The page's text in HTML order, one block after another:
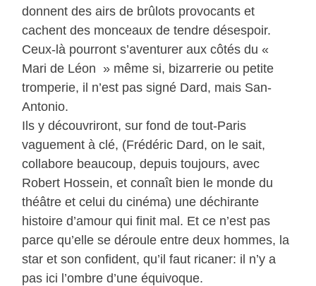
donnent des airs de brûlots provocants et
cachent des monceaux de tendre désespoir.
Ceux-là pourront s’aventurer aux côtés du «
Mari de Léon » même si, bizarrerie ou petite
tromperie, il n’est pas signé Dard, mais San-
Antonio.
Ils y découvriront, sur fond de tout-Paris
vaguement à clé, (Frédéric Dard, on le sait,
collabore beaucoup, depuis toujours, avec
Robert Hossein, et connaît bien le monde du
théâtre et celui du cinéma) une déchirante
histoire d’amour qui finit mal. Et ce n’est pas
parce qu’elle se déroule entre deux hommes, la
star et son confident, qu’il faut ricaner: il n’y a
pas ici l’ombre d’une équivoque.